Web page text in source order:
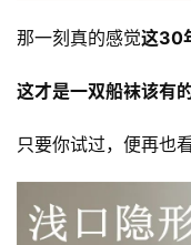
那一刻真的感觉这30
这才是一双船袜该有
只要你试过，便再也